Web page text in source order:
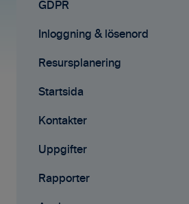
Samarbete
Mobilappen
Affärsmöjligheter
E-signeringar
Kontakter
Tilläggstjänster
Rapporter
Startsida
Resursplanering
GDPR
Inloggning & lösenord
Resursplanering
Startsida
Kontakter
Uppgifter
Rapporter